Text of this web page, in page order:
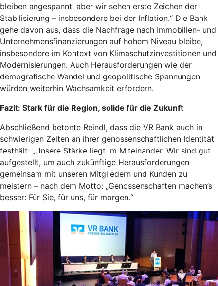
bleiben angespannt, aber wir sehen erste Zeichen der
Stabilisierung – insbesondere bei der Inflation.“ Die Bank
gehe davon aus, dass die Nachfrage nach Immobilien- und
Unternehmensfinanzierungen auf hohem Niveau bleibe,
insbesondere im Kontext von Klimaschutzinvestitionen und
Modernisierungen. Auch Herausforderungen wie der
demografische Wandel und geopolitische Spannungen
würden weiterhin Wachsamkeit erfordern.
Fazit: Stark für die Region, solide für die Zukunft
Abschließend betonte Reindl, dass die VR Bank auch in
schwierigen Zeiten an ihrer genossenschaftlichen Identität
festhält: „Unsere Stärke liegt im Miteinander. Wir sind gut
aufgestellt, um auch zukünftige Herausforderungen
gemeinsam mit unseren Mitgliedern und Kunden zu
meistern – nach dem Motto: „Genossenschaften machen’s
besser: Für Sie, für uns, für morgen.“